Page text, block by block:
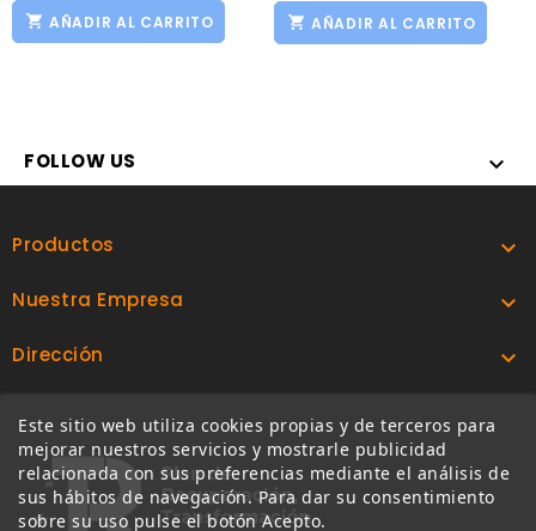
AÑADIR AL CARRITO AÑADIR AL CARRITO
FOLLOW US 
Productos 
Nuestra Empresa 
Dirección 
Este sitio web utiliza cookies propias y de terceros para
mejorar nuestros servicios y mostrarle publicidad
relacionada con sus preferencias mediante el análisis de
sus hábitos de navegación. Para dar su consentimiento
sobre su uso pulse el botón Acepto.